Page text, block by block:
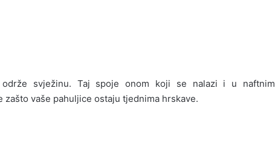
održe svježinu. Taj spoje onom koji se nalazi i u naftnim
vaše pahuljice ostaju tjednima hrskave.